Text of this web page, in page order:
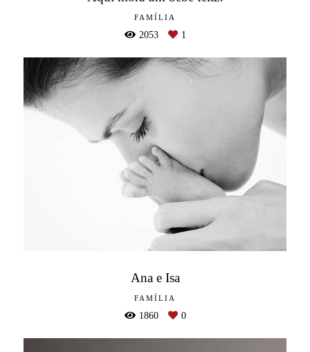
FAMÍLIA
2053 1
Ana e Isa
FAMÍLIA
1860 0